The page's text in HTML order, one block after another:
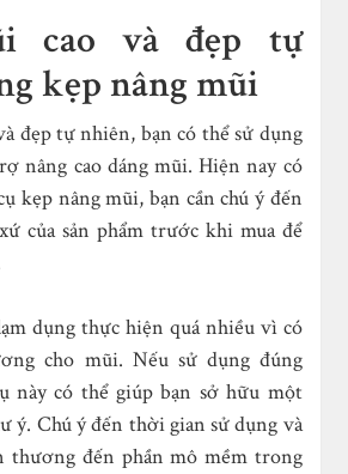
cao và đẹp tự
kẹp nâng mũi
đẹp tự nhiên, bạn có thể sử dụng
nâng cao dáng mũi. Hiện nay có
kẹp nâng mũi, bạn cần chú ý đến
của sản phẩm trước khi mua để
dụng thực hiện quá nhiều vì có
cho mũi. Nếu sử dụng đúng
này có thể giúp bạn sở hữu một
ý. Chú ý đến thời gian sử dụng và
thương đến phần mô mềm trong